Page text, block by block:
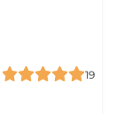
19